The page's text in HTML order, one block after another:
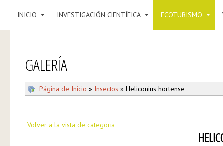
INICIO INVESTIGACIÓN CIENTÍFICA ECOTURISMO
GALERÍA
Página de Inicio » Insectos » Heliconius hortense
Volver a la vista de categoría